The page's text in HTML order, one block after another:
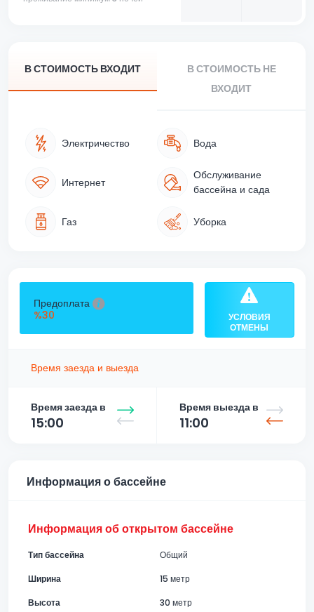
В СТОИМОСТЬ ВХОДИТ
В СТОИМОСТЬ НЕ
ВХОДИТ
Электричество Вода
Интернет
Обслуживание
бассейна и сада
Газ Уборка
Предоплата
%30
УСЛОВИЯ
ОТМЕНЫ
Время заезда и выезда
Время заезда в
15:00
Время выезда в
11:00
Информация о бассейне
Информация об открытом бассейне
Тип бассейна
Общий
Ширина
15 метр
Высота
30 метр